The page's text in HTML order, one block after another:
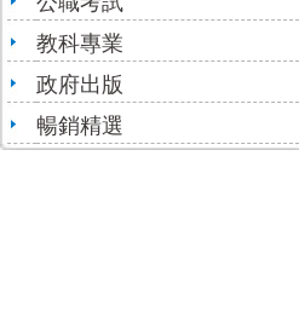
教科專業
政府出版
暢銷精選